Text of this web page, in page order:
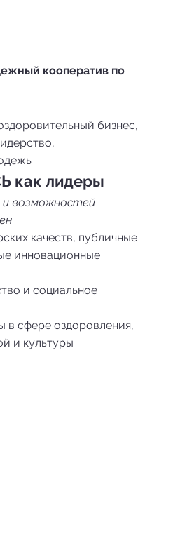
кооператив по
бизнес,
как лидеры
и возможностей
качеств, публичные
инновационные
и социальное
сфере оздоровления,
и культуры